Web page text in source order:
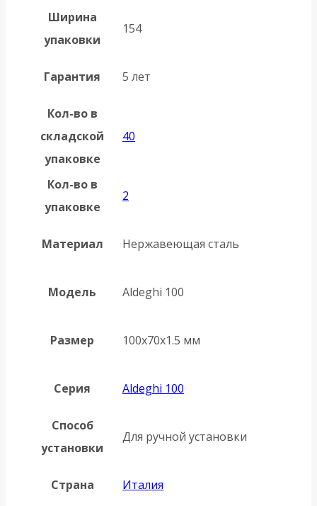
Ширина
упаковки
154
Гарантия 5 лет
Кол-во в
складской
упаковке
40
Кол-во в
упаковке
2
Материал Нержавеющая сталь
Модель Aldeghi 100
Размер 100х70х1.5 мм
Серия Aldeghi 100
Способ
установки
Для ручной установки
Страна Италия